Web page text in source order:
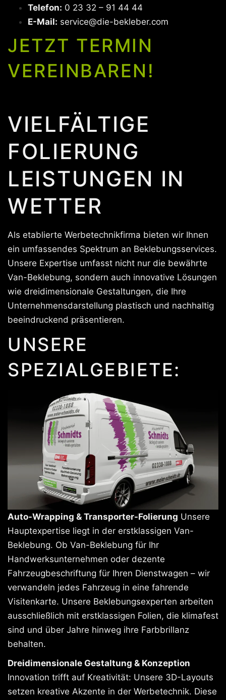
Telefon: 0 23 32 – 91 44 44
E-Mail: service@die-bekleber.com
JETZT TERMIN
VEREINBAREN!
VIELFÄLTIGE
FOLIERUNG
LEISTUNGEN IN
WETTER
Als etablierte Werbetechnikfirma bieten wir Ihnen
ein umfassendes Spektrum an Beklebungsservices.
Unsere Expertise umfasst nicht nur die bewährte
Van-Beklebung, sondern auch innovative Lösungen
wie dreidimensionale Gestaltungen, die Ihre
Unternehmensdarstellung plastisch und nachhaltig
beeindruckend präsentieren.
UNSERE
SPEZIALGEBIETE:
Auto-Wrapping & Transporter-Folierung Unsere
Hauptexpertise liegt in der erstklassigen Van-
Beklebung. Ob Van-Beklebung für Ihr
Handwerksunternehmen oder dezente
Fahrzeugbeschriftung für Ihren Dienstwagen – wir
verwandeln jedes Fahrzeug in eine fahrende
Visitenkarte. Unsere Beklebungsexperten arbeiten
ausschließlich mit erstklassigen Folien, die klimafest
sind und über Jahre hinweg ihre Farbbrillanz
behalten.
Dreidimensionale Gestaltung & Konzeption
Innovation trifft auf Kreativität: Unsere 3D-Layouts
setzen kreative Akzente in der Werbetechnik. Diese